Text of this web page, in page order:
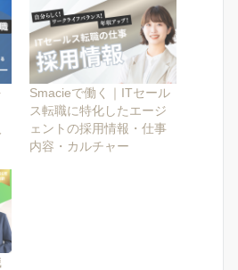
Smacieで働く｜ITセール
ス転職に特化したエージ
ェントの採用情報・仕事
内容・カルチャー